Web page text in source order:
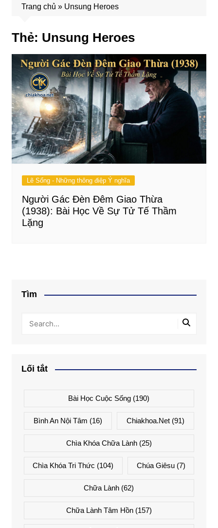
Trang chủ » Unsung Heroes
Thẻ: Unsung Heroes
Lẽ Sống - Những thông điệp Ý nghĩa
Người Gác Đèn Đêm Giao Thừa
(1938): Bài Học Về Sự Tử Tế Thầm
Lặng
Tìm
Lối tắt
Bài Học Cuộc Sống (190)
Bình An Nội Tâm (16) Chiakhoa.net (91)
Chìa Khóa Chữa Lành(25)
Chìa Khóa Tri Thức (104) Chúa Giêsu(7)
Chữa Lành (62)
Chữa Lành Tâm Hồn(157)